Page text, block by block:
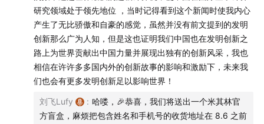
面向用户创新
面向未来创新
创新研发投入
把橡胶技术带到克莱蒙菲朗的伊丽莎白·普巴克
研究领域处于领先地位 ，当时记得看到这个新闻时使我内心
产生了无比骄傲和自豪的感觉，虽然并没有前文提到的发明
创新那么广为人知，但是这也证明我们中国也在发明创新之
路上为世界贡献出中国力量并展现出独有的创新风采，我也
相信在许许多多国内外的创新故事的影响和激励下，未来我
们也会有更多发明创新足以影响世界！
刘飞Lufy : 哈喽，🎉恭喜，我们将送出一个米其林官
方盲盒，麻烦把包含姓名和手机号的收货地址在 8.6 之前